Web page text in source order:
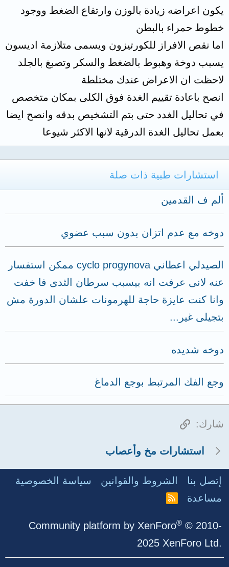
يكون اعراضه زيادة بالوزن وارتفاع الضغط ووجود
خطوط حمراء بالبطن
اما نقص الافراز للكورتيزون ويسمى متلازمة اديسون
يسبب دوخة وهبوط بالضغط والسكر وتصبغ بالجلد
لاحظت ان الاعراض عندك مختلطة
انصح باعادة تقييم الغدة فوق الكلى بمكان متخصص
في تحاليل الغدد حتى بتم التشخيص بدقه وانصح ايضا
بعمل تحاليل الغدة الدرقية لانها الاكثر شيوعا
استشارات طبية ذات صلة
ألم ف القدمين
دوخه مع عدم اتزان بدون سبب عضوي
الصيدلي اعطاني cyclo progynova ممكن استفسار
عنه لانى عرفت انه بيسبب سرطان الثدى فا خفت
وانا كنت عايزة حاجة للهرمونات علشان الدورة مش
بتجيلى غير...
دوخه شديده
وجع الفك المرتبط بوجع الدماغ
شارك: الرابط
استشارات مخ وأعصاب
إتصل بنا الشروط والقوانين
سياسة الخصوصية
مساعدة
R
Community platform by XenForo® © 2010-
2025 XenForo Ltd.